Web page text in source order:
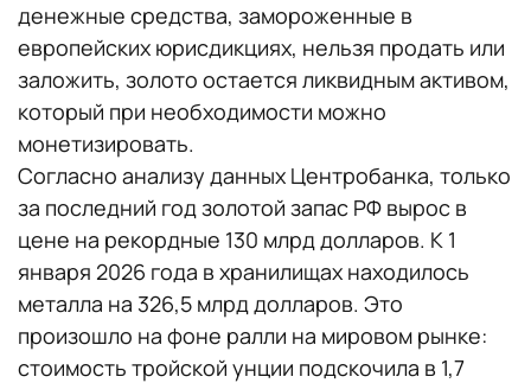
денежные средства, замороженные в
европейских юрисдикциях, нельзя продать или
заложить, золото остается ликвидным активом,
который при необходимости можно
монетизировать.
Согласно анализу данных Центробанка, только
за последний год золотой запас РФ вырос в
цене на рекордные 130 млрд долларов. К 1
января 2026 года в хранилищах находилось
металла на 326,5 млрд долларов. Это
произошло на фоне ралли на мировом рынке:
стоимость тройской унции подскочила в 1,7